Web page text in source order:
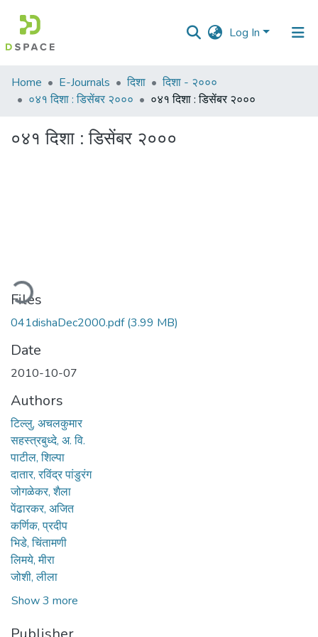
Log In
Communities
&
All of DSpace
Home E-Journals दिशा
दिशा - २०००
०४१ दिशा : डिसेंबर २०००
०४१ दिशा : डिसेंबर २०००
०४१ दिशा : डिसेंबर २०००
Files
041dishaDec2000.pdf(3.99 MB)
Date
2010-10-07
Authors
टिल्लु, अचलकुमार
सहस्त्रबुध्दे, अ. वि.
पाटील, शिल्पा
दातार, रविंद्र पांडुरंग
जोगळेकर, शैला
पेंढारकर, अजित
कर्णिक, प्रदीप
भिडे, चिंतामणी
लिमये, मीरा
जोशी, लीला
Show 3 more